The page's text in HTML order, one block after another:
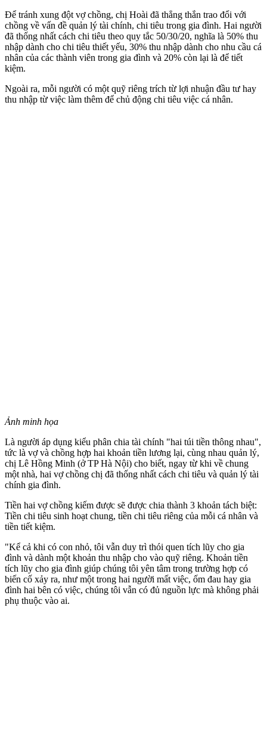
Để tránh xung đột vợ chồng, chị Hoài đã thẳng thắn trao đổi với
chồng về vấn đề quản lý tài chính, chi tiêu trong gia đình. Hai người
đã thống nhất cách chi tiêu theo quy tắc 50/30/20, nghĩa là 50% thu
nhập dành cho chi tiêu thiết yếu, 30% thu nhập dành cho nhu cầu cá
nhân của các thành viên trong gia đình và 20% còn lại là để tiết
kiệm.
Ngoài ra, mỗi người có một quỹ riêng trích từ lợi nhuận đầu tư hay
thu nhập từ việc làm thêm để chủ động chi tiêu việc cá nhân.
Ảnh minh họa
Là người áp dụng kiểu phân chia tài chính "hai túi tiền thông nhau",
tức là vợ và chồng hợp hai khoản tiền lương lại, cùng nhau quản lý,
chị Lê Hồng Minh (ở TP Hà Nội) cho biết, ngay từ khi về chung
một nhà, hai vợ chồng chị đã thống nhất cách chi tiêu và quản lý tài
chính gia đình.
Tiền hai vợ chồng kiếm được sẽ được chia thành 3 khoản tách biệt:
Tiền chi tiêu sinh hoạt chung, tiền chi tiêu riêng của mỗi cá nhân và
tiền tiết kiệm.
"Kể cả khi có con nhỏ, tôi vẫn duy trì thói quen tích lũy cho gia
đình và dành một khoản thu nhập cho vào quỹ riêng. Khoản tiền
tích lũy cho gia đình giúp chúng tôi yên tâm trong trường hợp có
biến cố xảy ra, như một trong hai người mất việc, ốm đau hay gia
đình hai bên có việc, chúng tôi vẫn có đủ nguồn lực mà không phải
phụ thuộc vào ai.